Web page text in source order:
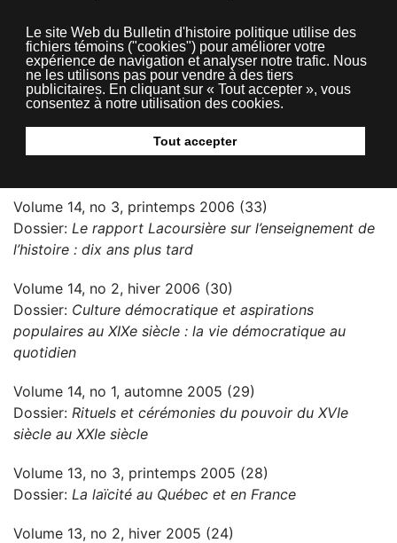
Le site Web du Bulletin d'histoire politique utilise des
fichiers témoins ("cookies") pour améliorer votre
expérience de navigation et analyser notre trafic. Nous
ne les utilisons pas pour vendre à des tiers
publicitaires. En cliquant sur « Tout accepter », vous
consentez à notre utilisation des cookies.
Tout accepter
Dossier:Débat sur le programme d’enseignement de
l’histoire au Québec
Volume 15, no 1, automne 2006 (30)
Dossier 1:Sexualité et politique
Le Québec des années 1960 : influences
Volume 14, no 3, printemps 2006 (33)
Dossier: Le rapport Lacoursière sur l’enseignement de
l’histoire : dix ans plus tard
Volume 14, no 2, hiver 2006 (30)
Dossier: Culture démocratique et aspirations
populaires au XIXe siècle : la vie démocratique au
quotidien
Volume 14, no 1, automne 2005 (29)
Dossier: Rituels et cérémonies du pouvoir du XVIe
siècle au XXIe siècle
Volume 13, no 3, printemps 2005 (28)
Dossier: La laïcité au Québec et en France
Volume 13, no 2, hiver 2005 (24)